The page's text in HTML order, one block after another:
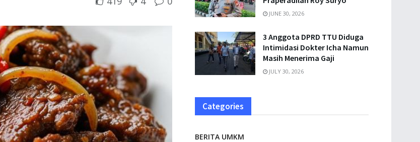
JUNE 30, 2026
3 Anggota DPRD TTU Diduga
Intimidasi Dokter Icha Namun
Masih Menerima Gaji
JULY 30, 2026
Categories
BERITA UMKM